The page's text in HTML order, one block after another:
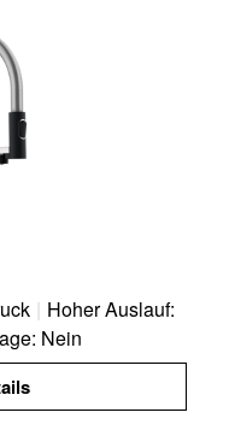
| Hoher Auslauf:
Nein